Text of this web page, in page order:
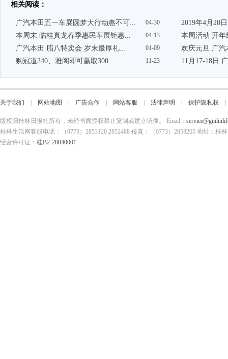
相关阅读：
广汽本田五一车展圆梦大行动惠不可... 04-30
2019年4月20
本周末 临桂真龙春季惠民车展钜惠...
04-13
本周活动 开
广汽本田 腊八特卖会 岁末最厚礼...
01-09
欢庆元旦 广
购冠道240、雅阁即可赢取300...
11-23 11月17-18日
关于我们 网站地图 广告合作 网站客服 法律声明 保护隐私权
版权归桂林日报社所有，未经书面授权禁止复制或建立镜像。 Email：
桂林生活网客服电话：（0773）2853120 2852488 传真：（0773）2853265 地址：
经营许可证： 桂B2-20040001